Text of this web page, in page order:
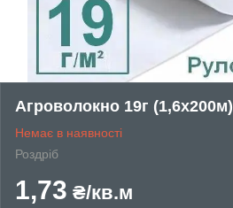
Агроволокно 19г (1,6х200м)
Немає в наявності
Роздріб
1,73 ₴/кв.м